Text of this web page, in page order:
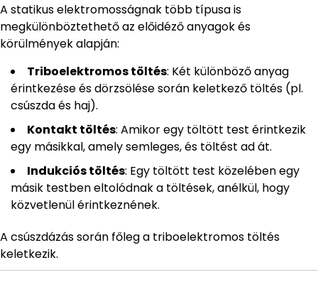
A statikus elektromosságnak több típusa is
megkülönböztethető az előidéző anyagok és
körülmények alapján:
Triboelektromos töltés: Két különböző anyag
érintkezése és dörzsölése során keletkező töltés (pl.
csúszda és haj).
Kontakt töltés: Amikor egy töltött test érintkezik
egy másikkal, amely semleges, és töltést ad át.
Indukciós töltés: Egy töltött test közelében egy
másik testben eltolódnak a töltések, anélkül, hogy
közvetlenül érintkeznének.
A csúszdázás során főleg a triboelektromos töltés
keletkezik.